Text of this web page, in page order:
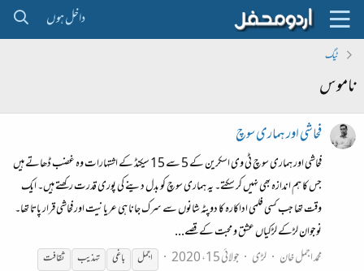
داخل ہوں
ٹیگ
ناموس
فحاشی اور ہماری سوچ
فحاشی اور ہماری سوچ ٹی وی اسکرین کے 5 سے 15 سیکنڈ کے اشتہارات وہ غضب ڈھاتے ہیں
جس کا ہم اندازہ بھی نہیں کر سکتے۔ یہ ہماری سوچ کو بدل دینے کی پوری قدرت رکھتے ہیں۔ ایک
وقت تھا جب کسی فلمی اداکارہ کا دوپٹہ شانوں سے سرک جانا ہی عریانیت اور فحاشی قرار پاتا تھا۔
نوجوان لڑکے لڑکیاں عشق و محبت کے قصے...
محمد اجمل خان
لڑی جولائی 15، 2020 اجمل باغی تہذیب
ثقافت